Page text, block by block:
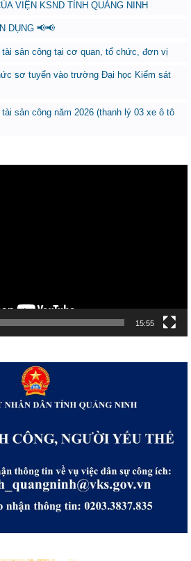
VIỆN KSND TỈNH QUẢNG NINH
DỤNG 📢📢
sản công tại cơ quan, tổ chức, đơn vị
sơ tuyển vào trường Đại học Kiểm sát
sản công năm 2026 (thanh lý 03 xe ô tô
15:55